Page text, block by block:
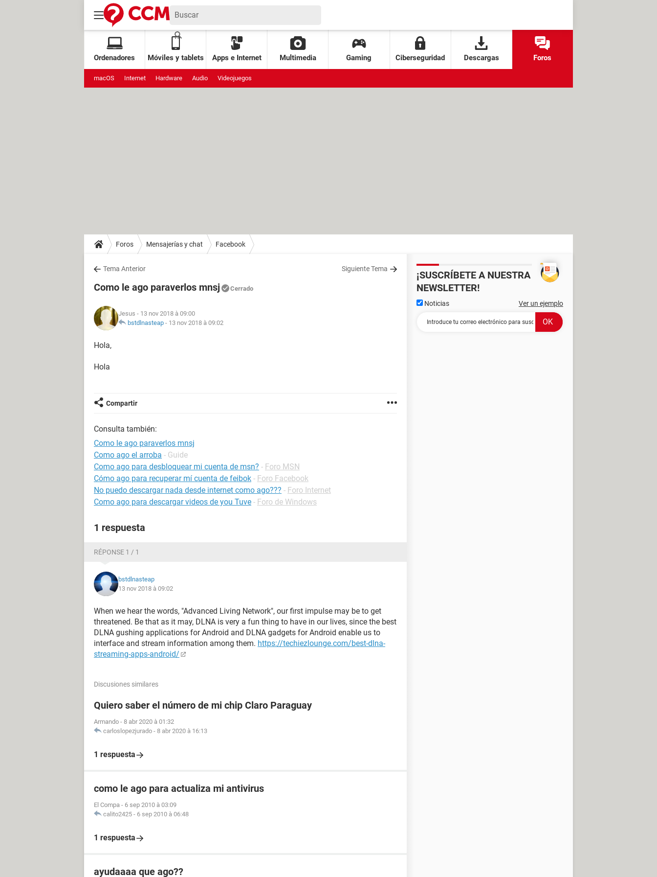
Ordenadores Móviles y tablets Apps e Internet Multimedia Gaming Ciberseguridad Descargas Foros
macOS Internet Hardware Audio Videojuegos
Foros Mensajerías y chat Facebook
Tema Anterior Siguiente Tema
Como le ago paraverlos mnsj Cerrado
Jesus - 13 nov 2018 à 09:00
bstdlnasteap - 13 nov 2018 à 09:02
Hola,
Hola
Compartir
Consulta también:
Como le ago paraverlos mnsj
Como ago el arroba - Guide
Como ago para desbloquear mi cuenta de msn? - Foro MSN
Cómo ago para recuperar mí cuenta de feibok - Foro Facebook
No puedo descargar nada desde internet como ago??? - Foro Internet
Como ago para descargar videos de you Tuve - Foro de Windows
1 respuesta
RÉPONSE 1 / 1
bstdlnasteap
13 nov 2018 à 09:02
When we hear the words, "Advanced Living Network", our first impulse may be to get
threatened. Be that as it may, DLNA is very a fun thing to have in our lives, since the best
DLNA gushing applications for Android and DLNA gadgets for Android enable us to
interface and stream information among them. https://techiezlounge.com/best-dlna-
streaming-apps-android/
Discusiones similares
Quiero saber el número de mi chip Claro Paraguay
Armando - 8 abr 2020 à 01:32
carloslopezjurado - 8 abr 2020 à 16:13
1 respuesta
como le ago para actualiza mi antivirus
El Compa - 6 sep 2010 à 03:09
calito2425 - 6 sep 2010 à 06:48
1 respuesta
ayudaaaa que ago??
¡SUSCRÍBETE A NUESTRA
NEWSLETTER!
Noticias Ver un ejemplo